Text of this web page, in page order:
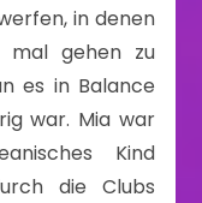
in denen
mal gehen zu
es in Balance
war. Mia war
Kind
die Clubs